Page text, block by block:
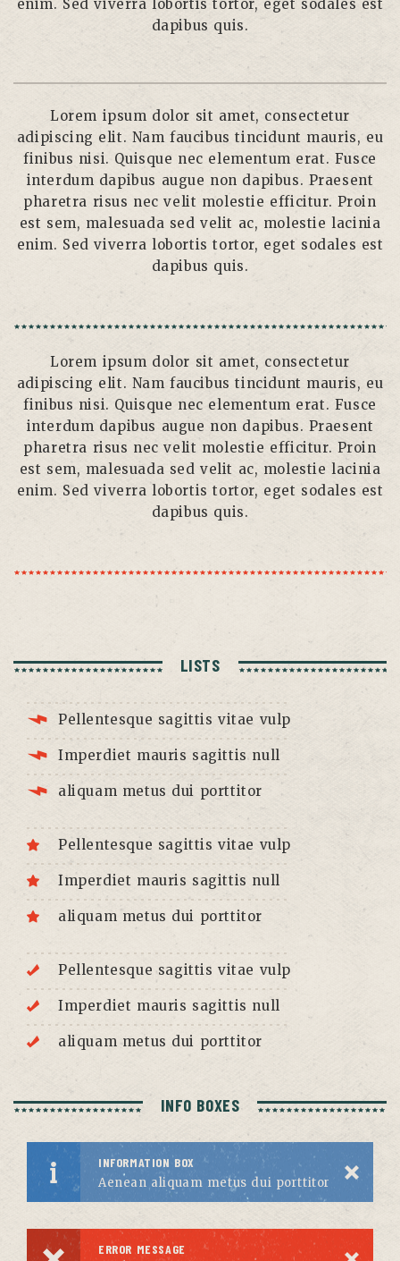
enim. Sed viverra lobortis tortor, eget sodales est
dapibus quis.
Lorem ipsum dolor sit amet, consectetur
adipiscing elit. Nam faucibus tincidunt mauris, eu
finibus nisi. Quisque nec elementum erat. Fusce
interdum dapibus augue non dapibus. Praesent
pharetra risus nec velit molestie efficitur. Proin
est sem, malesuada sed velit ac, molestie lacinia
enim. Sed viverra lobortis tortor, eget sodales est
dapibus quis.
Lorem ipsum dolor sit amet, consectetur
adipiscing elit. Nam faucibus tincidunt mauris, eu
finibus nisi. Quisque nec elementum erat. Fusce
interdum dapibus augue non dapibus. Praesent
pharetra risus nec velit molestie efficitur. Proin
est sem, malesuada sed velit ac, molestie lacinia
enim. Sed viverra lobortis tortor, eget sodales est
dapibus quis.
LISTS
Pellentesque sagittis vitae vulp
Imperdiet mauris sagittis null
aliquam metus dui porttitor
Pellentesque sagittis vitae vulp
Imperdiet mauris sagittis null
aliquam metus dui porttitor
Pellentesque sagittis vitae vulp
Imperdiet mauris sagittis null
aliquam metus dui porttitor
INFO BOXES
INFORMATION BOX
Aenean aliquam metus dui porttitor
ERROR MESSAGE